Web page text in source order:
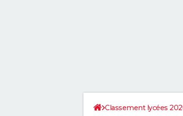
Classement lycées